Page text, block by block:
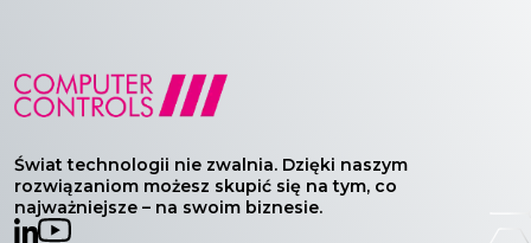
Świat technologii nie zwalnia. Dzięki naszym
rozwiązaniom możesz skupić się na tym, co
najważniejsze – na swoim biznesie.